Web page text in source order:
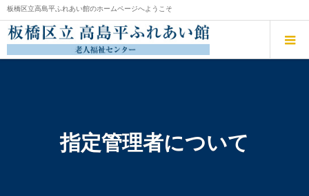
板橋区立高島平ふれあい館のホームページへようこそ
指定管理者について